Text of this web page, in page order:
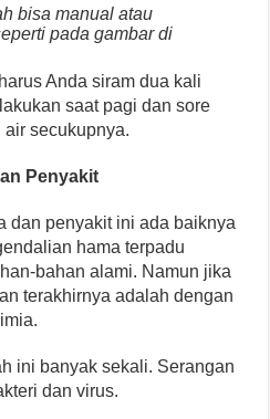
bisa manual atau
pada gambar di
Anda siram dua kali
saat pagi dan sore
air secukupnya.
Penyakit
dan penyakit ini ada baiknya
hama terpadu
bahan alami. Namun jika
terakhirnya adalah dengan
ini banyak sekali. Serangan
dan virus.